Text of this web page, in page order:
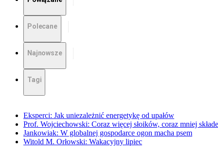
Polecane
Najnowsze
Tagi
Eksperci: Jak uniezależnić energetykę od upałów
Prof. Wojciechowski: Coraz więcej słoików, coraz mniej
Jankowiak: W globalnej gospodarce ogon macha psem
Witold M. Orłowski: Wakacyjny lipiec